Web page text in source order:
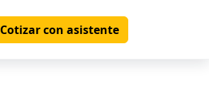
Cotizar con asistente